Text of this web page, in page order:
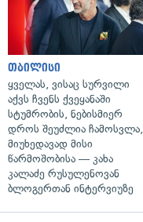
თბილისი
ყველას, ვისაც სურვილი
აქვს ჩვენს ქვეყანაში
სტუმრობის, ნებისმიერ
დროს შეუძლია ჩამოსვლა,
მიუხედავად მისი
წარმოშობისა — კახა
კალაძე რუსულენოვან
ბლოგერთან ინტერვიუზე